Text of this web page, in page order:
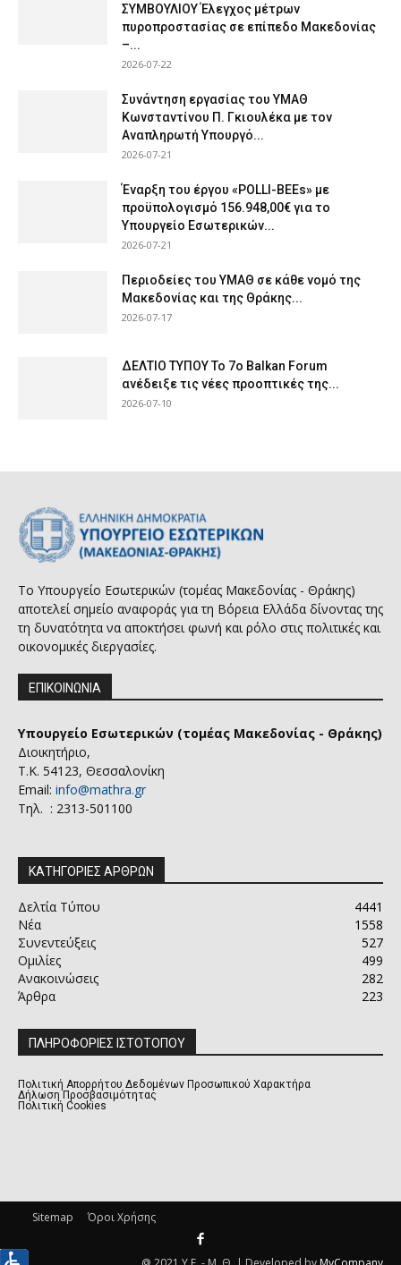
ΣΥΜΒΟΥΛΙΟΥ Έλεγχος μέτρων
πυροπροστασίας σε επίπεδο Μακεδονίας
–...
2026-07-22
Συνάντηση εργασίας του ΥΜΑΘ
Κωνσταντίνου Π. Γκιουλέκα με τον
Αναπληρωτή Υπουργό...
2026-07-21
Έναρξη του έργου «POLLI-BEEs» με
προϋπολογισμό 156.948,00€ για το
Υπουργείο Εσωτερικών...
2026-07-21
Περιοδείες του ΥΜΑΘ σε κάθε νομό της
Μακεδονίας και της Θράκης...
2026-07-17
ΔΕΛΤΙΟ ΤΥΠΟΥ Το 7ο Balkan Forum
ανέδειξε τις νέες προοπτικές της...
2026-07-10
Το Υπουργείο Εσωτερικών (τομέας Μακεδονίας - Θράκης)
αποτελεί σημείο αναφοράς για τη Βόρεια Ελλάδα δίνοντας της
τη δυνατότητα να αποκτήσει φωνή και ρόλο στις πολιτικές και
οικονομικές διεργασίες.
ΕΠΙΚΟΙΝΩΝΙΑ
Υπουργείο Εσωτερικών (τομέας Μακεδονίας - Θράκης)
Διοικητήριο,
Τ.Κ. 54123, Θεσσαλονίκη
Email: info@mathra.gr
Τηλ. : 2313-501100
ΚΑΤΗΓΟΡΙΕΣ ΑΡΘΡΩΝ
Δελτία Τύπου
4441
Νέα
1558
Συνεντεύξεις
527
Ομιλίες
499
Ανακοινώσεις
282
Άρθρα
223
ΠΛΗΡΟΦΟΡΙΕΣ ΙΣΤΟΤΟΠΟΥ
Πολιτική Απορρήτου Δεδομένων Προσωπικού Χαρακτήρα
Δήλωση Προσβασιμότητας
Πολιτική Cookies
Sitemap Όροι Χρήσης